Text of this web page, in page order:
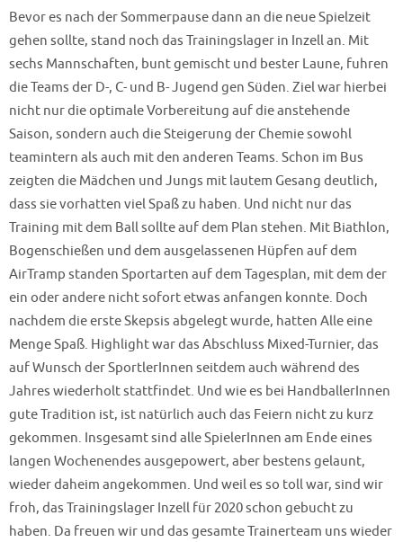
Bevor es nach der Sommerpause dann an die neue Spielzeit
gehen sollte, stand noch das Trainingslager in Inzell an. Mit
sechs Mannschaften, bunt gemischt und bester Laune, fuhren
die Teams der D-, C- und B- Jugend gen Süden. Ziel war hierbei
nicht nur die optimale Vorbereitung auf die anstehende
Saison, sondern auch die Steigerung der Chemie sowohl
teamintern als auch mit den anderen Teams. Schon im Bus
zeigten die Mädchen und Jungs mit lautem Gesang deutlich,
dass sie vorhatten viel Spaß zu haben. Und nicht nur das
Training mit dem Ball sollte auf dem Plan stehen. Mit Biathlon,
Bogenschießen und dem ausgelassenen Hüpfen auf dem
AirTramp standen Sportarten auf dem Tagesplan, mit dem der
ein oder andere nicht sofort etwas anfangen konnte. Doch
nachdem die erste Skepsis abgelegt wurde, hatten Alle eine
Menge Spaß. Highlight war das Abschluss Mixed-Turnier, das
auf Wunsch der SportlerInnen seitdem auch während des
Jahres wiederholt stattfindet. Und wie es bei HandballerInnen
gute Tradition ist, ist natürlich auch das Feiern nicht zu kurz
gekommen. Insgesamt sind alle SpielerInnen am Ende eines
langen Wochenendes ausgepowert, aber bestens gelaunt,
wieder daheim angekommen. Und weil es so toll war, sind wir
froh, das Trainingslager Inzell für 2020 schon gebucht zu
haben. Da freuen wir und das gesamte Trainerteam uns wieder